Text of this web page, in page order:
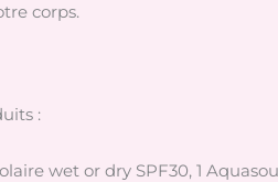
corps.
:
wet or dry SPF30, 1